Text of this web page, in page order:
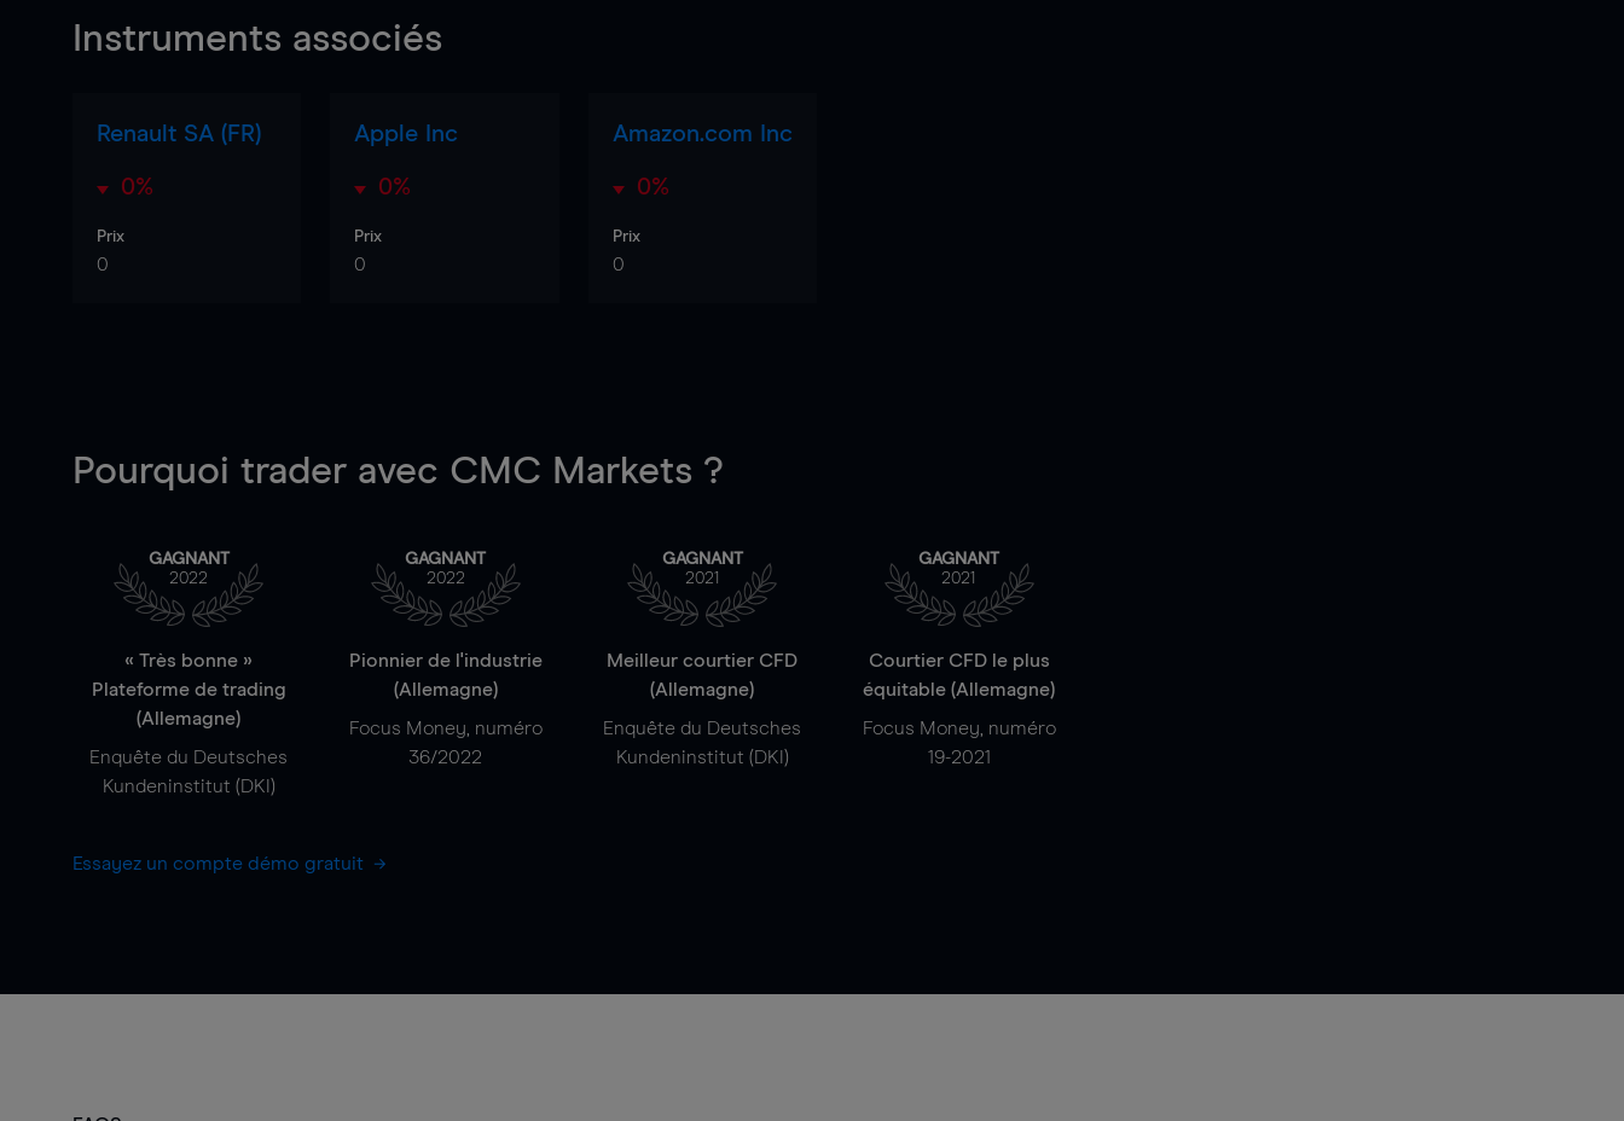
Instruments associés
Renault SA (FR)
0%
Prix
0
Apple Inc
0%
Prix
0
Amazon.com Inc
0%
Prix
0
Pourquoi trader avec CMC Markets ?
GAGNANT
2022
« Très bonne »
Plateforme de trading
(Allemagne)
Enquête du Deutsches
Kundeninstitut (DKI)
GAGNANT
2022
Pionnier de l'industrie
(Allemagne)
Focus Money, numéro
36/2022
GAGNANT
2021
Meilleur courtier CFD
(Allemagne)
Enquête du Deutsches
Kundeninstitut (DKI)
GAGNANT
2021
Courtier CFD le plus
équitable (Allemagne)
Focus Money, numéro
19-2021
Essayez un compte démo gratuit